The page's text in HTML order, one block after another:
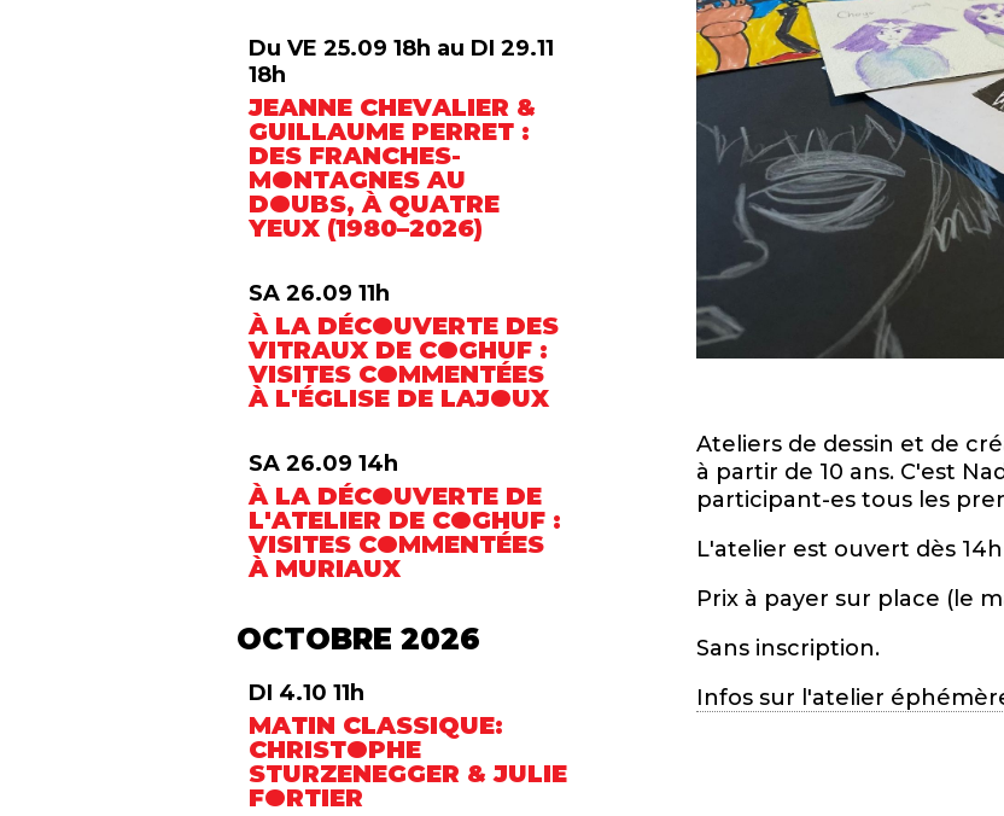
Du VE 25.09 18h au DI 29.11
18h
JEANNE CHEVALIER &
GUILLAUME PERRET :
DES FRANCHES-
MONTAGNES AU
DOUBS, À QUATRE
YEUX (1980–2026)
SA 26.09 11h
À LA DÉCOUVERTE DES
VITRAUX DE COGHUF :
VISITES COMMENTÉES
À L'ÉGLISE DE LAJOUX
SA 26.09 14h
À LA DÉCOUVERTE DE
L'ATELIER DE COGHUF :
VISITES COMMENTÉES
À MURIAUX
OCTOBRE 2026
DI 4.10 11h
MATIN CLASSIQUE:
CHRISTOPHE
STURZENEGGER & JULIE
FORTIER
Ateliers de dessin et de
à partir de 10 ans. C'est
participant-es tous les
L'atelier est ouvert dès
Prix à payer sur place (le
Sans inscription.
Infos sur l'atelier